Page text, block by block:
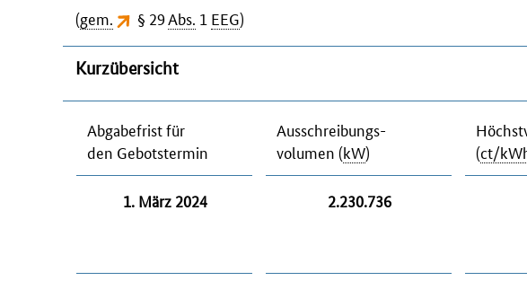
(gem. § 29Abs. 1 EEG)
Kurzübersicht
Abgabefrist für
den Gebotstermin
Ausschreibungs-
volumen (kW)
(ct/
1. März 2024 2.230.736